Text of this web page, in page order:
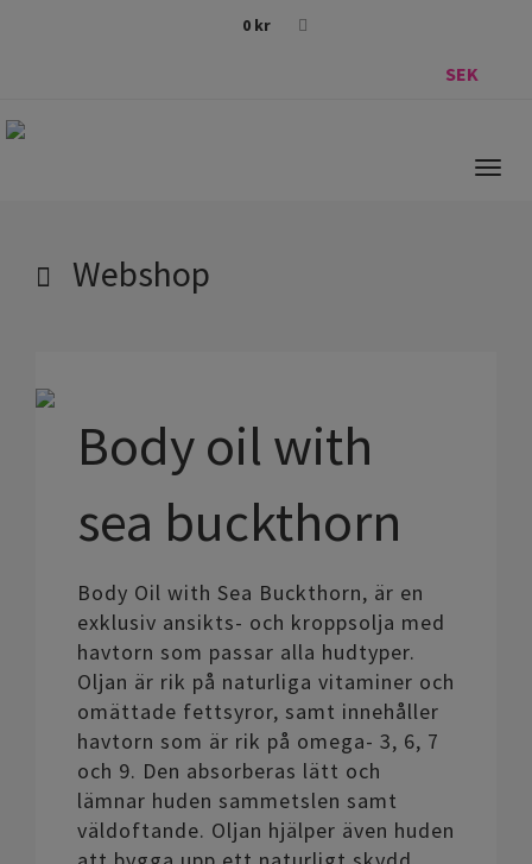
0 kr
SEK
Webshop
Body oil with
sea buckthorn
Body Oil with Sea Buckthorn, är en
exklusiv ansikts- och kroppsolja med
havtorn som passar alla hudtyper.
Oljan är rik på naturliga vitaminer och
omättade fettsyror, samt innehåller
havtorn som är rik på omega- 3, 6, 7
och 9. Den absorberas lätt och
lämnar huden sammetslen samt
väldoftande. Oljan hjälper även huden